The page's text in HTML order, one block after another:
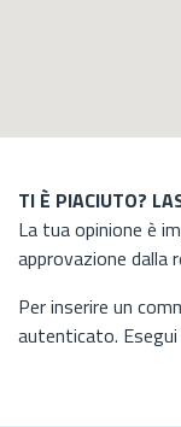
TI È PIACIUTO?
La tua opinione è
approvazione dalla
Per inserire un
autenticato.